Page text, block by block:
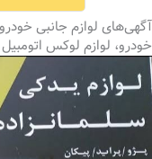
آگهی‌های لوازم جانبی
خودرو، لوازم لوکس